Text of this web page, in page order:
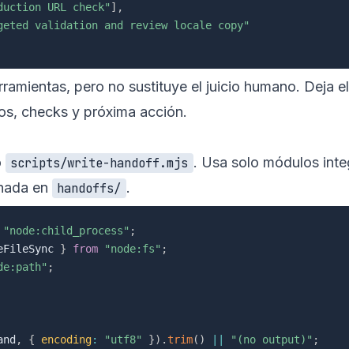
URL check" ] ,
validation and review locale copy"
pero no sustituye el juicio humano. Deja
checks y próxima acción.
scripts/write-handoff.mjs . Usa solo módulos
en
handoffs/ .
"node:child_process" ;
} from "node:fs" ;
;
, { encoding: "utf8" }) . trim( ) "(no output)" ;